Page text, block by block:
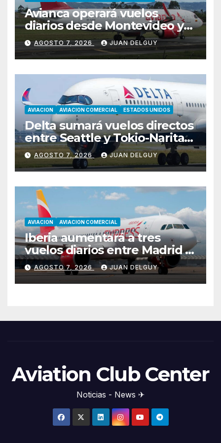
Avianca operará vuelos
diarios desde Montevideo y
Asunción hacia Bogotá
AGOSTO 7, 2026 JUAN DELGUY
AVIACION AVIACION COMERCIAL ESTADOS UNIDOS
Delta sumará vuelos directos
entre Seattle y Tokio-Narita
desde marzo de 2027
AGOSTO 7, 2026 JUAN DELGUY
AVIACION AVIACION COMERCIAL
Iberia aumentará a tres
vuelos diarios entre Madrid y
Menorca durante el invierno
AGOSTO 7, 2026 JUAN DELGUY
Aviation Club Center
Noticias - News ✈